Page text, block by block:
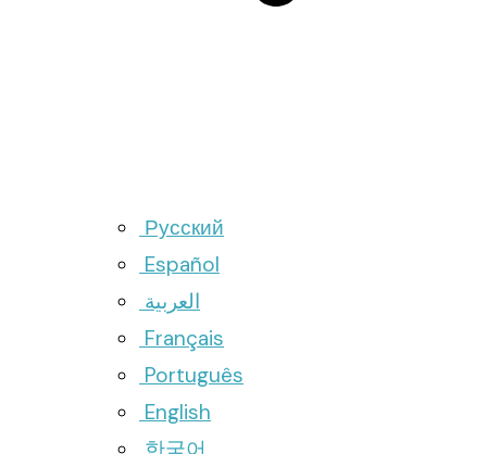
Русский
Español
العربية
Français
Português
English